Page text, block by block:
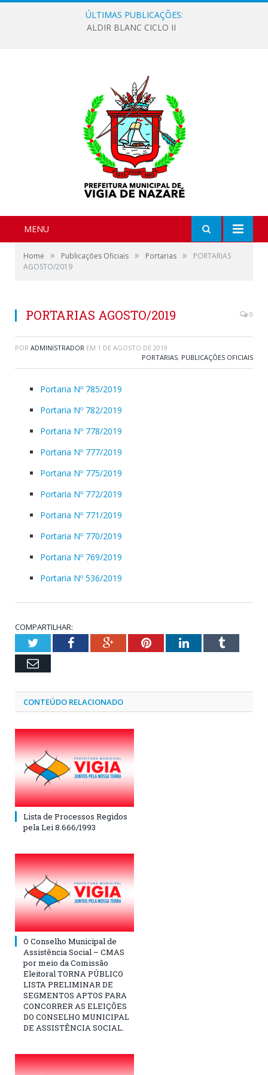
ÚLTIMAS PUBLICAÇÕES:
ALDIR BLANC CICLO II
MENU
Home » Publicações Oficiais » Portarias »
PORTARIAS
AGOSTO/2019
PORTARIAS AGOSTO/2019 0
POR ADMINISTRADOR EM 1 DE AGOSTO DE 2019
PORTARIAS, PUBLICAÇÕES OFICIAIS
Portaria Nº 785/2019
Portaria Nº 782/2019
Portaria Nº 778/2019
Portaria Nº 777/2019
Portaria Nº 775/2019
Portaria Nº 772/2019
Portaria Nº 771/2019
Portaria Nº 770/2019
Portaria Nº 769/2019
Portaria Nº 536/2019
COMPARTILHAR:
TwitterFacebookGoogle+PinterestLinkedInTumblr
Email
CONTEÚDO RELACIONADO
Lista de Processos Regidos
pela Lei 8.666/1993
O Conselho Municipal de
Assistência Social – CMAS
por meio da Comissão
Eleitoral TORNA PÚBLICO
LISTA PRELIMINAR DE
SEGMENTOS APTOS PARA
CONCORRER AS ELEIÇÕES
DO CONSELHO MUNICIPAL
DE ASSISTÊNCIA SOCIAL.